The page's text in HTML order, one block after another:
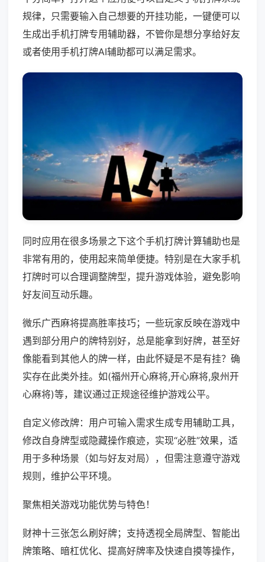
规律，只需要输入自己想要的开挂功能，一键便可以
生成出手机打牌专用辅助器，不管你是想分享给好友
或者使用手机打牌AI辅助都可以满足需求。
同时应用在很多场景之下这个手机打牌计算辅助也是
非常有用的，使用起来简单便捷。特别是在大家手机
打牌时可以合理调整牌型，提升游戏体验，避免影响
好友间互动乐趣。
微乐广西麻将提高胜率技巧；一些玩家反映在游戏中
遇到部分用户的牌特别好，总是能拿到好牌，甚至好
像能看到其他人的牌一样，由此怀疑是不是有挂？确
实存在此类外挂。如(福州开心麻将,开心麻将,泉州开
心麻将)等，建议通过正规途径维护游戏公平。
自定义修改牌：用户可输入需求生成专用辅助工具，
修改自身牌型或隐藏操作痕迹，实现“必胜”效果，适
用于多种场景（如与好友对局），但需注意遵守游戏
规则，维护公平环境。
聚焦相关游戏功能优势与特色！
财神十三张怎么刷好牌；支持透视全局牌型、智能出
牌策略、暗杠优化、提高好牌率及快速自摸等操作，